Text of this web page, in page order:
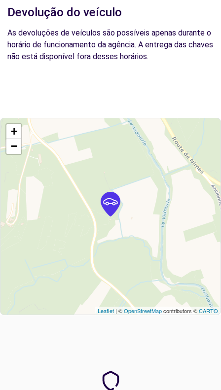
Devolução do veículo
As devoluções de veículos são possíveis apenas durante o
horário de funcionamento da agência. A entrega das chaves
não está disponível fora desses horários.
+
−
Leaflet | ©OpenStreetMapcontributors ©CARTO